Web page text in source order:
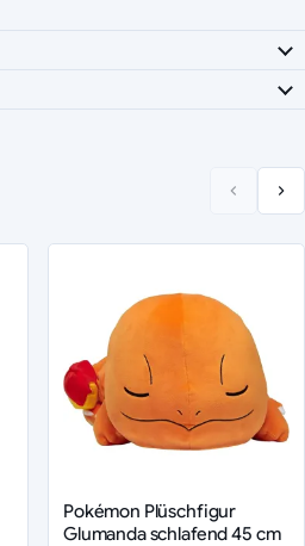
Pokémon Plüschfigur
Glumanda schlafend 45 cm